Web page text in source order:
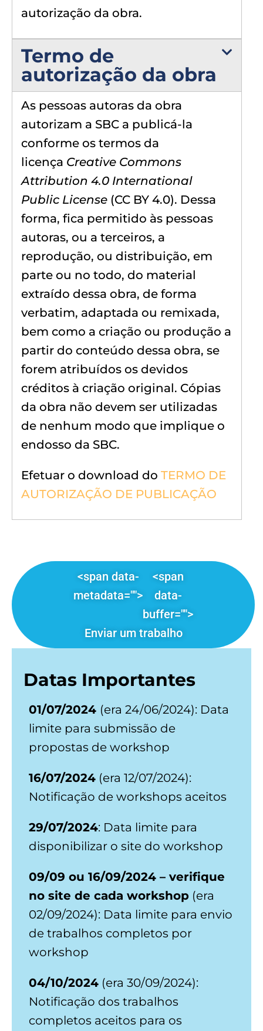
autorização da obra.
Termo de
autorização da obra
As pessoas autoras da obra
autorizam a SBC a publicá-la
conforme os termos da
licença Creative Commons
Attribution 4.0 International
Public License (CC BY 4.0). Dessa
forma, fica permitido às pessoas
autoras, ou a terceiros, a
reprodução, ou distribuição, em
parte ou no todo, do material
extraído dessa obra, de forma
verbatim, adaptada ou remixada,
bem como a criação ou produção a
partir do conteúdo dessa obra, se
forem atribuídos os devidos
créditos à criação original. Cópias
da obra não devem ser utilizadas
de nenhum modo que implique o
endosso da SBC.
Efetuar o download do TERMO DE
AUTORIZAÇÃO DE PUBLICAÇÃO
<span data-
metadata="">
<span
data-
buffer="">
Enviar um trabalho
Datas Importantes
01/07/2024 (era 24/06/2024): Data
limite para submissão de
propostas de workshop
16/07/2024 (era 12/07/2024):
Notificação de workshops aceitos
29/07/2024: Data limite para
disponibilizar o site do workshop
09/09 ou 16/09/2024 – verifique
no site de cada workshop (era
02/09/2024): Data limite para envio
de trabalhos completos por
workshop
04/10/2024 (era 30/09/2024):
Notificação dos trabalhos
completos aceitos para os